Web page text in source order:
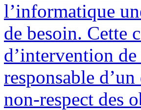
l’informatique
de besoin. Cette
d’intervention
responsable
non-respect des